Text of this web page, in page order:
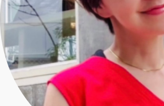
スペシャル占い
エクラ通販
エクラプレミアムNEWS
通販ランキング
デジタルカタログ
from編集部
インフォメーション
プレゼント